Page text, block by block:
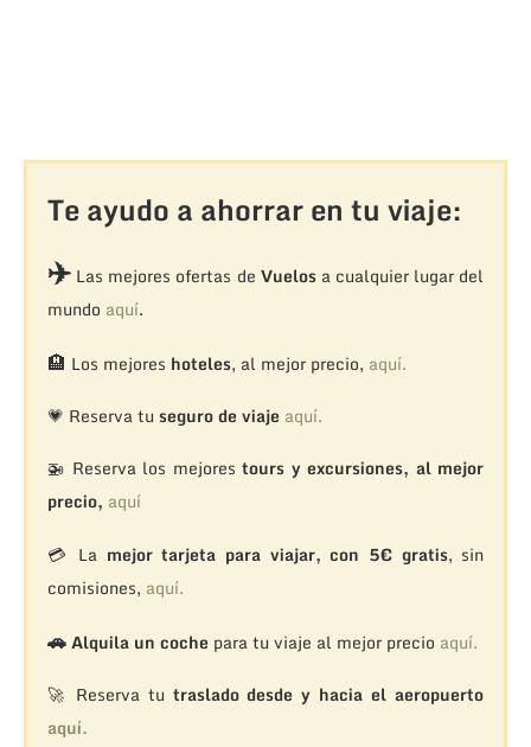
Te ayudo a ahorrar en tu viaje:
✈️Las mejores ofertas de Vuelosa cualquier lugar del
mundo aquí.
🏨 Los mejores hoteles, al mejor precio, aquí.
💗 Reserva tu seguro de viaje aquí.
🚁 Reserva los mejorestours y excursiones, al mejor
precio, aquí
💳 La mejor tarjeta para viajar, con 5€ gratis, sin
comisiones, aquí.
🚗Alquila un coche para tu viaje al mejor precio aquí.
🚀 Reserva tu traslado desde y hacia el aeropuerto
aquí.